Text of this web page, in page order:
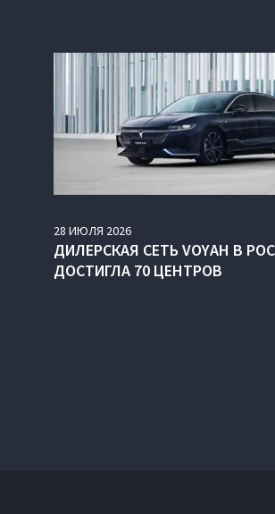
28 ИЮЛЯ 2026
ДИЛЕРСКАЯ СЕТЬ VOYAH В
ДОСТИГЛА 70 ЦЕНТРОВ